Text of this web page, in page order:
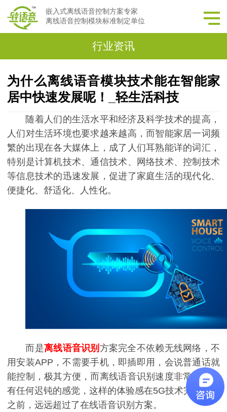
嵌入式离线语音控制方案专家
离线语音控制模块标准制定单位
行业资讯
为什么离线语音模块技术能在智能家
居中快速发展呢！_轻生活科技
随着人们的生活水平和经济及科学技术的提高，
人们对生活环境也要求越来越高，而智能家居一词频
繁的出现在各大媒体上，成了人们耳熟能详的词汇，
特别是计算机技术、通信技术、网络技术、控制技术
等信息技术的迅速发展，促进了家庭生活的现代化、
便捷化、舒适化、人性化。
而是离线语音识别 方案完全不依赖无线网络，不
用安装APP，不需要手机，即插即用，会说普通话就
能控制，极其方便，而离线语音识别速度非常快，没
有任何迟钝的感觉，这样的体验感在5G技术完全普及
之前，远远超过了在线语音识别方案。